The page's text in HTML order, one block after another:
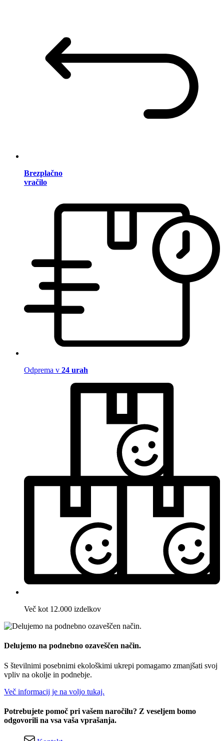
Brezplačno
vračilo
Odprema v 24 urah
Več kot 12.000 izdelkov
Delujemo na podnebno ozaveščen način.
S številnimi posebnimi ekološkimi ukrepi pomagamo zmanjšati svoj
vpliv na okolje in podnebje.
Več informacij je na voljo tukaj.
Potrebujete pomoč pri vašem naročilu? Z veseljem bomo
odgovorili na vsa vaša vprašanja.